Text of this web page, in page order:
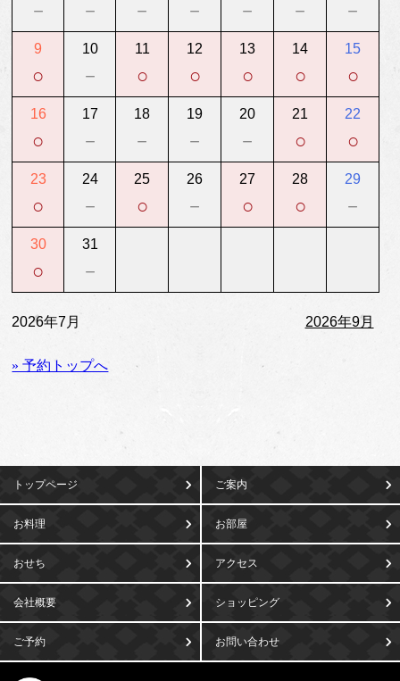
－ － － － － － －
9
○
10
－
11
○
12
○
13
○
14
○
15
○
16
○
17
－
18
－
19
－
20
－
21
○
22
○
23
○
24
－
25
○
26
－
27
○
28
○
29
－
30
○
31
－
2026年7月 2026年9月
» 予約トップへ
トップページ ご案内
お料理 お部屋
おせち アクセス
会社概要 ショッピング
ご予約 お問い合わせ